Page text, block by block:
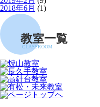
2018年6月 (1)
教室一覧
CLASSROOM